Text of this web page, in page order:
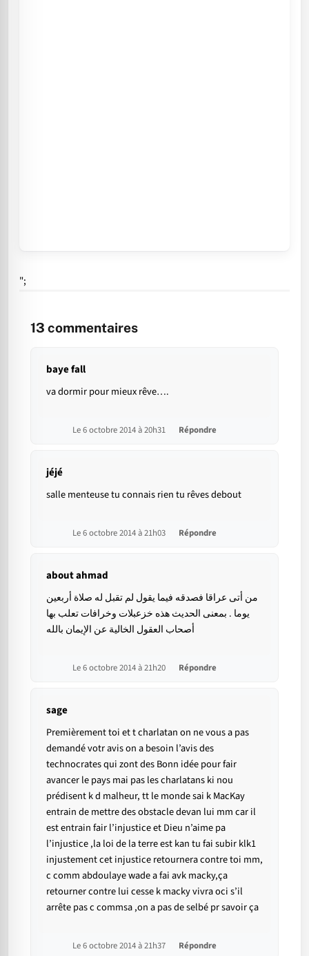
";
13 commentaires
baye fall
va dormir pour mieux rêve….
Le 6 octobre 2014 à 20h31 Répondre
jéjé
salle menteuse tu connais rien tu rêves debout
Le 6 octobre 2014 à 21h03 Répondre
about ahmad
من أتى عراقا فصدقه فيما يقول لم تقبل له صلاة أربعين
يوما . بمعنى الحديث هذه خزعبلات وخرافات تعلب بها
أصحاب العقول الخالية عن الإيمان بالله
Le 6 octobre 2014 à 21h20 Répondre
sage
Premièrement toi et t charlatan on ne vous a pas
demandé votr avis on a besoin l’avis des
technocrates qui zont des Bonn idée pour fair
avancer le pays mai pas les charlatans ki nou
prédisent k d malheur, tt le monde sai k MacKay
entrain de mettre des obstacle devan lui mm car il
est entrain fair l’injustice et Dieu n’aime pa
l’injustice ,la loi de la terre est kan tu fai subir klk1
injustement cet injustice retournera contre toi mm,
c comm abdoulaye wade a fai avk macky,ça
retourner contre lui cesse k macky vivra oci s’il
arrête pas c commsa ,on a pas de selbé pr savoir ça
Le 6 octobre 2014 à 21h37 Répondre